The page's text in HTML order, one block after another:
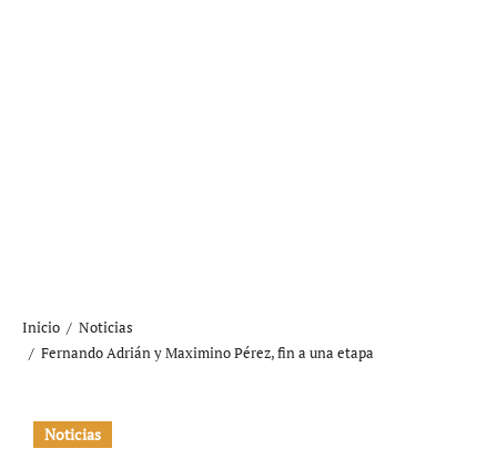
Inicio
Noticias
Fernando Adrián y Maximino Pérez, fin a una etapa
Noticias